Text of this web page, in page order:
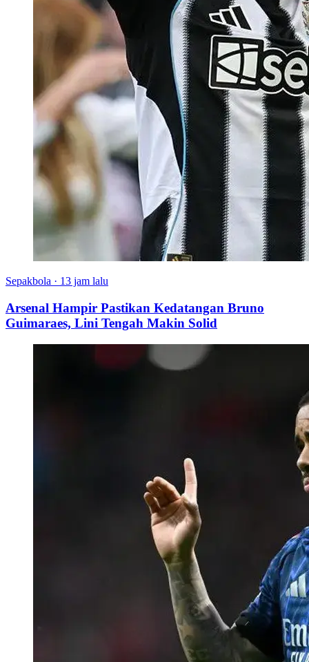
Sepakbola · 13 jam lalu
Arsenal Hampir Pastikan Kedatangan Bruno
Guimaraes, Lini Tengah Makin Solid